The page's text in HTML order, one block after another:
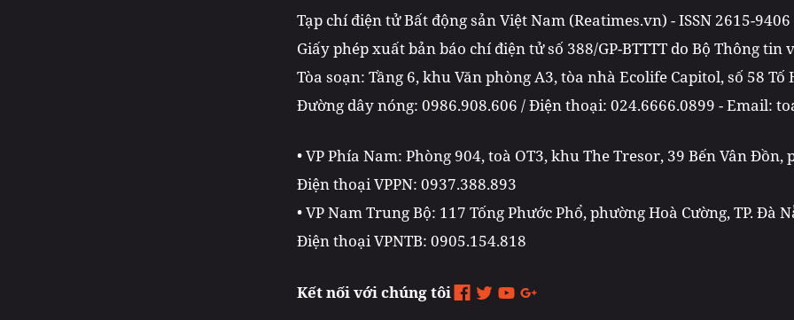
Tạp chí điện tử Bất động sản Việt Nam (Reatimes.vn) - ISSN 2615-9406
Giấy phép xuất bản báo chí điện tử số 388/GP-BTTTT do Bộ Thông
Tòa soạn: Tầng 6, khu Văn phòng A3, tòa nhà Ecolife Capitol, số 58
Đường dây nóng: 0986.908.606 / Điện thoại: 024.6666.0899 - Email:
• VP Phía Nam: Phòng 904, toà OT3, khu The Tresor, 39 Bến Vân Đồn,
Điện thoại VPPN: 0937.388.893
• VP Nam Trung Bộ: 117 Tống Phước Phổ, phường Hoà Cường, TP. Đà
Điện thoại VPNTB: 0905.154.818
Kết nối với chúng tôi